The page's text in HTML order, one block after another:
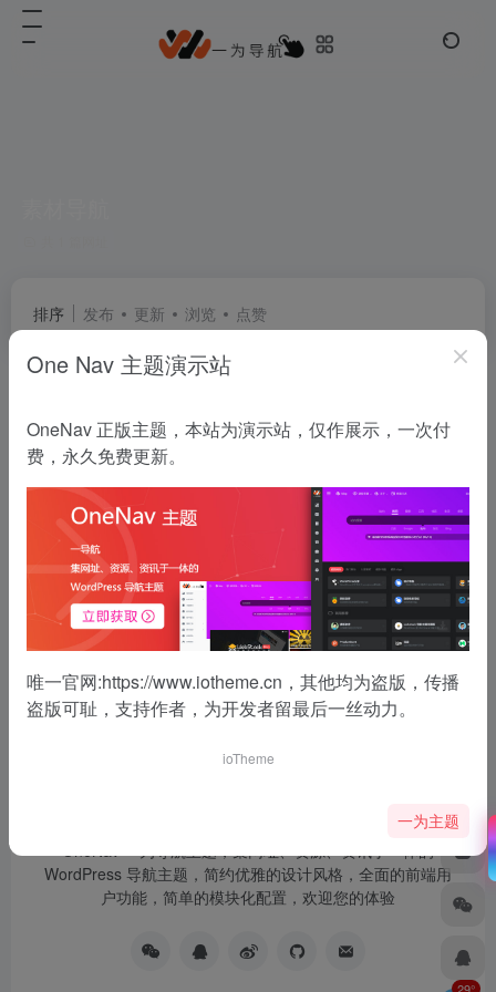
排序 发布 更新 浏览 点赞
导航网站专业测评，高度集成各大新闻媒体头条资讯
OneNav 一为导航主题，集网址、资源、资讯于一体的
WordPress 导航主题，简约优雅的设计风格，全面的前端用
户功能，简单的模块化配置，欢迎您的体验
One Nav 主题演示站
OneNav 正版主题，本站为演示站，仅作展示，一次付
费，永久免费更新。
唯一官网:https://www.iotheme.cn ，其他均为盗版，传播
盗版可耻，支持作者，为开发者留最后一丝动力。
ioTheme
一为主题